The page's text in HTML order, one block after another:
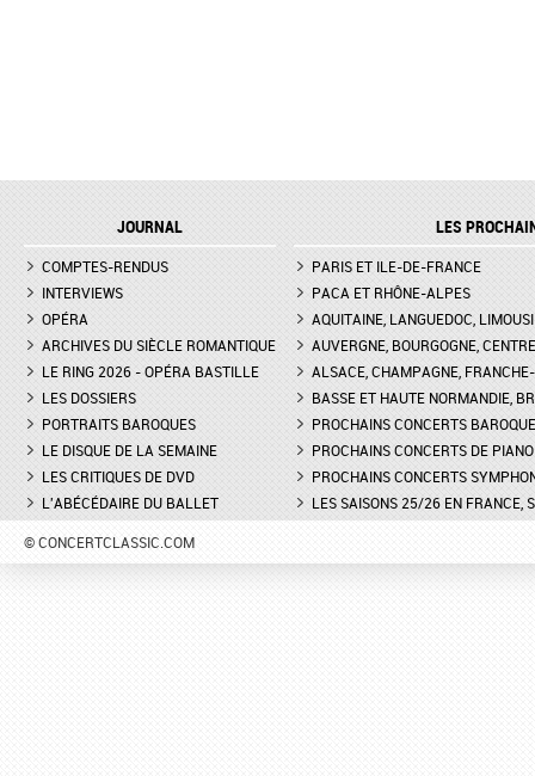
JOURNAL
COMPTES-RENDUS
INTERVIEWS
OPÉRA
ARCHIVES DU SIÈCLE ROMANTIQUE
LE RING 2026 - OPÉRA BASTILLE
LES DOSSIERS
PORTRAITS BAROQUES
LE DISQUE DE LA SEMAINE
LES CRITIQUES DE DVD
L'ABÉCÉDAIRE DU BALLET
LES
PARIS ET ILE-DE-FRANCE
PACA ET RHÔNE-ALPES
AQUITAINE, LANGUEDOC,
AUVERGNE, BOURGOGNE, CENTRE
ALSACE, CHAMPAGNE,
BASSE ET HAUTE NORMANDIE,
PROCHAINS CONCERTS
PROCHAINS CONCERTS DE PIANO
PROCHAINS CONCERTS
LES SAISONS 25/26 EN FRANCE,
© CONCERTCLASSIC.COM